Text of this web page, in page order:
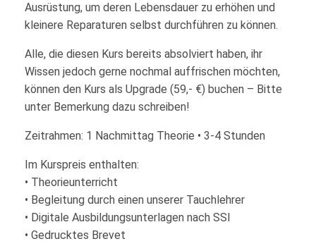
Ausrüstung, um deren Lebensdauer zu erhöhen und
kleinere Reparaturen selbst durchführen zu können.
Alle, die diesen Kurs bereits absolviert haben, ihr
Wissen jedoch gerne nochmal auffrischen möchten,
können den Kurs als Upgrade (59,- €) buchen – Bitte
unter Bemerkung dazu schreiben!
Zeitrahmen: 1 Nachmittag Theorie • 3-4 Stunden
Im Kurspreis enthalten:
• Theorieunterricht
• Begleitung durch einen unserer Tauchlehrer
• Digitale Ausbildungsunterlagen nach SSI
• Gedrucktes Brevet